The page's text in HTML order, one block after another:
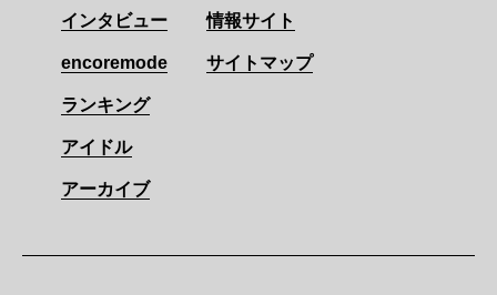
インタビュー
encoremode
ランキング
アイドル
アーカイブ
情報サイト
サイトマップ